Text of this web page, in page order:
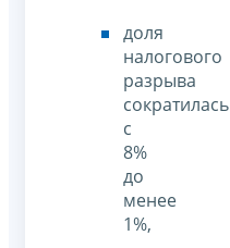
доля
налогового
разрыва
сократилась
с
8%
до
менее
1%,